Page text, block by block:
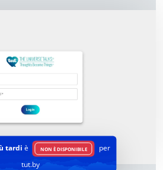
tardi è NON È DISPONIBILE
per
tut.by